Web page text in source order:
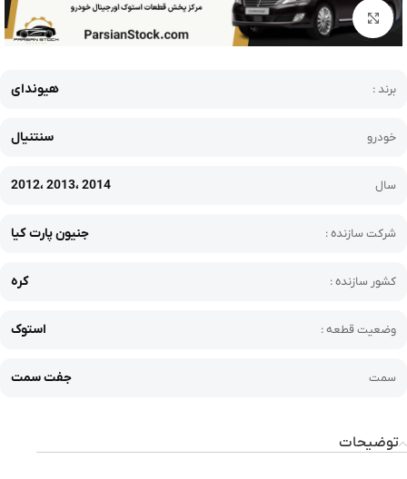
بزرگنمایی تصویر
برند : هیوندای
خودرو سنتنیال
سال 2012، 2013، 2014
شرکت سازنده : جنیون پارت کیا
کشور سازنده : کره
وضعیت قطعه : استوک
سمت جفت سمت
توضیحات